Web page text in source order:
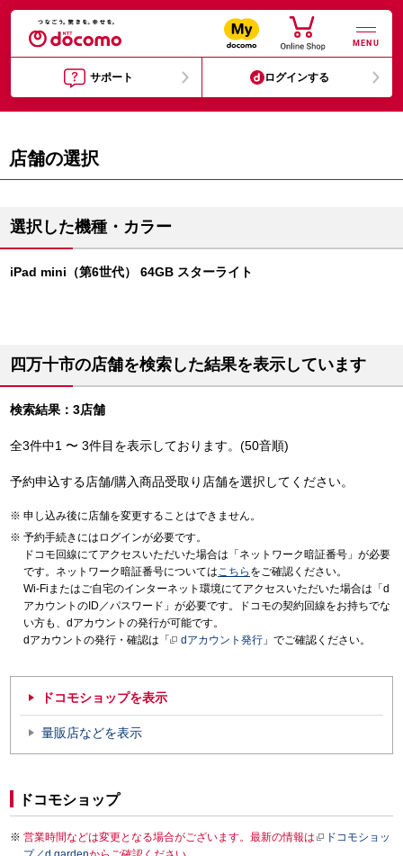
MENU
サポート ログインする
店舗の選択
選択した機種・カラー
iPad mini（第6世代） 64GB スターライト
四万十市の店舗を検索した結果を表示しています
検索結果：3店舗
全3件中1 〜 3件目を表示しております。(50音順)
予約申込する店舗/購入商品受取り店舗を選択してください。
申し込み後に店舗を変更することはできません。
予約手続きにはログインが必要です。
ドコモ回線にてアクセスいただいた場合は「ネットワーク暗証番号」が必要
です。ネットワーク暗証番号についてはこちら をご確認ください。
Wi-Fiまたはご自宅のインターネット環境にてアクセスいただいた場合は「d
アカウントのID／パスワード」が必要です。ドコモの契約回線をお持ちでな
い方も、dアカウントの発行が可能です。
dアカウントの発行・確認は「
dアカウント発行 」でご確認ください。
ドコモショップを表示
量販店などを表示
ドコモショップ
営業時間などは変更となる場合がございます。最新の情報は
ドコモショッ